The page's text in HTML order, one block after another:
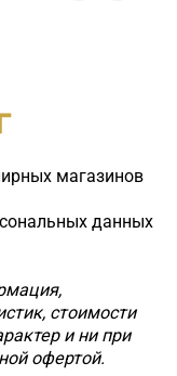
магазинов
данных
стоимости
и ни при
офертой.